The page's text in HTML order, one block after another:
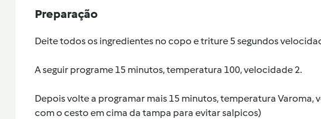
Preparação
Deite todos os ingredientes no copo e triture 5 segundos
A seguir programe 15 minutos, temperatura 100, velocidade 2.
Depois volte a programar mais 15 minutos, temperatura Varoma,
com o cesto em cima da tampa para evitar salpicos)